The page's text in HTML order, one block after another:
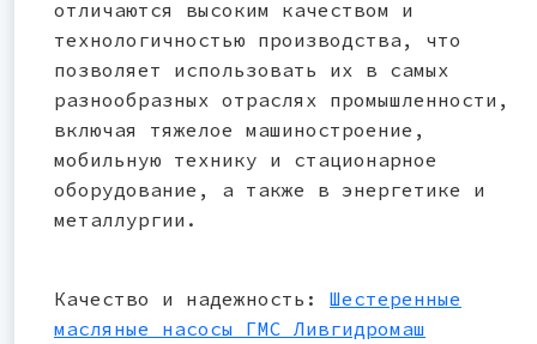
отличаются высоким качеством и
технологичностью производства, что
позволяет использовать их в самых
разнообразных отраслях промышленности,
включая тяжелое машиностроение,
мобильную технику и стационарное
оборудование, а также в энергетике и
металлургии.
Качество и надежность: Шестеренные
масляные насосы ГМС Ливгидромаш